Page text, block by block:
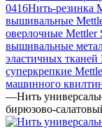
0416Нить-резинка
вышивальные
оверлочные Mettler
вышивальные
эластичных тканей
суперкрепкие
машинного
—Нить
бирюзово-